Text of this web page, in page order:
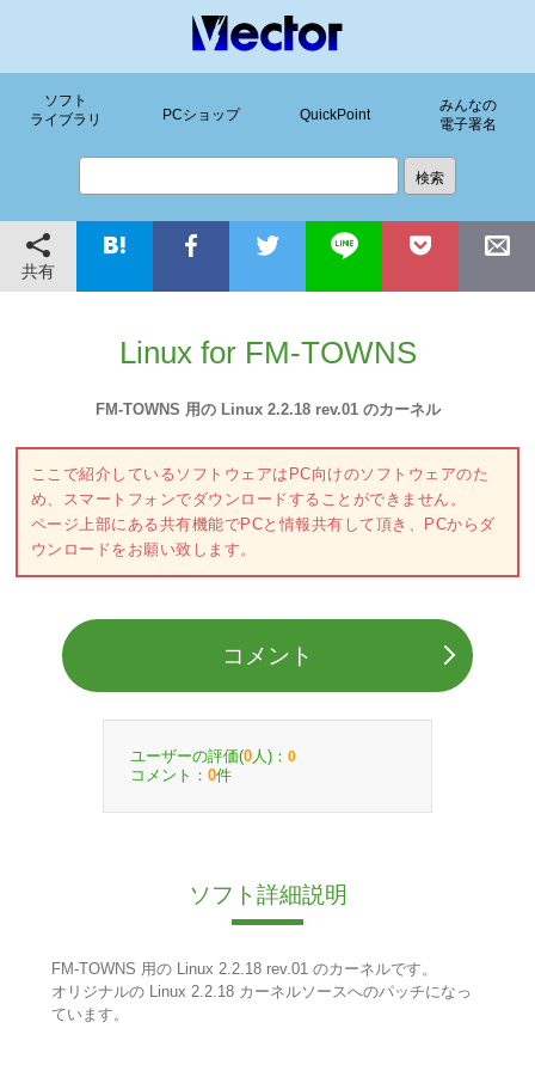
ソフト
ライブラリ
PCショップ QuickPoint
みんなの
電子署名
共有
Linux for FM-TOWNS
FM-TOWNS 用の Linux 2.2.18 rev.01 のカーネル
ここで紹介しているソフトウェアはPC向けのソフトウェアのた
め、スマートフォンでダウンロードすることができません。
ページ上部にある共有機能でPCと情報共有して頂き、PCからダ
ウンロードをお願い致します。
コメント
ユーザーの評価(0 人)： 0
コメント： 0件
ソフト詳細説明
FM-TOWNS 用の Linux 2.2.18 rev.01 のカーネルです。
オリジナルの Linux 2.2.18 カーネルソースへのパッチになっ
ています。